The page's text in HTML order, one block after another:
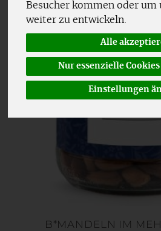
Besucher kommen oder um
weiter zu entwickeln.
Alle
Nur essenzielle
Einstellungen
B*MANDELN IM